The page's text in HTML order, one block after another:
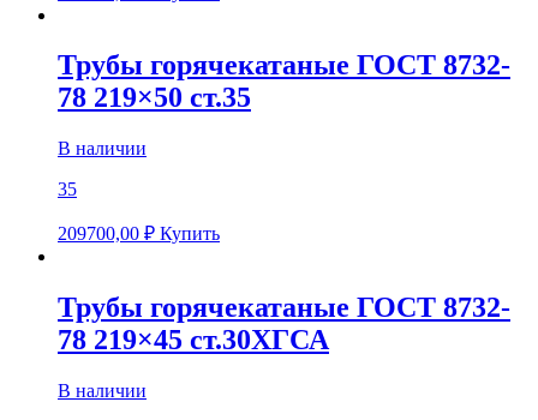
Трубы горячекатаные ГОСТ 8732-
78 219×50 ст.35
В наличии
35
209700,00 ₽ Купить
Трубы горячекатаные ГОСТ 8732-
78 219×45 ст.30ХГСА
В наличии